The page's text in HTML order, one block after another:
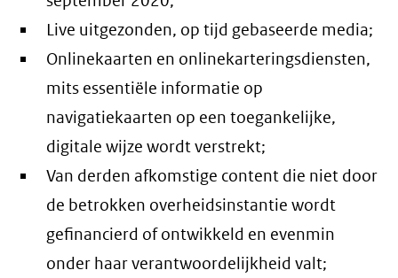
Live uitgezonden, op tijd gebaseerde media;
Onlinekaarten en onlinekarteringsdiensten,
mits essentiële informatie op
navigatiekaarten op een toegankelijke,
digitale wijze wordt verstrekt;
Van derden afkomstige content die niet door
de betrokken overheidsinstantie wordt
gefinancierd of ontwikkeld en evenmin
onder haar verantwoordelijkheid valt;